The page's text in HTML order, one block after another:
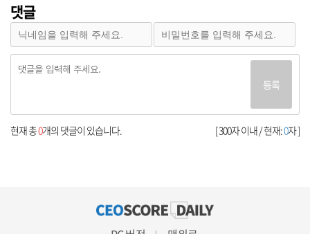
댓글
등록
[ 300자 이내 / 현재:0자 ]
현재 총0개의 댓글이 있습니다.